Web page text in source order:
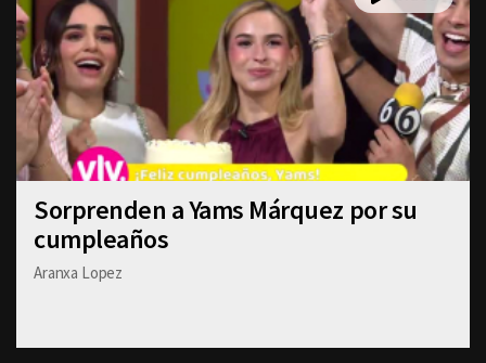
Sorprenden a Yams Márquez por su
cumpleaños
Aranxa Lopez